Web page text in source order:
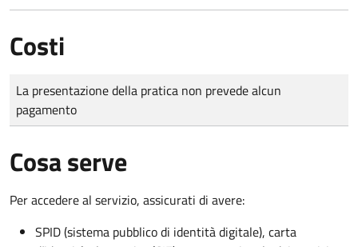
Costi
Tipo di pagamento
Importo
La presentazione della pratica non prevede alcun
pagamento
Cosa serve
Per accedere al servizio, assicurati di avere:
SPID (sistema pubblico di identità digitale), carta